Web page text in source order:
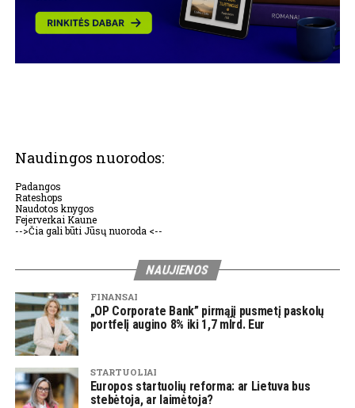
Naudingos nuorodos:
Padangos
Rateshops
Naudotos knygos
Fejerverkai Kaune
-->Čia gali būti Jūsų nuoroda <--
NAUJIENOS
FINANSAI
„OP Corporate Bank” pirmąjį pusmetį paskolų
portfelį augino 8% iki 1,7 mlrd. Eur
STARTUOLIAI
Europos startuolių reforma: ar Lietuva bus
stebėtoja, ar laimėtoja?